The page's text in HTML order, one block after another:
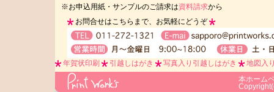
※お申込用紙・サンプルのご請求は資料請求から
お問合せはこちらまで、お気軽にどうぞ
年賀状印刷 引越しはがき 写真入り引越しはがき
地図入
本ホーム